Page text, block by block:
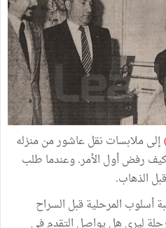
إلى ملابسات نقل عاشور من منزله
رفض أول الأمر. وعندما طلب
الذهاب.
أسلوب المرحلية قبل السراح